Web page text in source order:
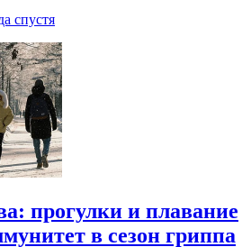
спустя
прогулки и плавание
в сезон гриппа